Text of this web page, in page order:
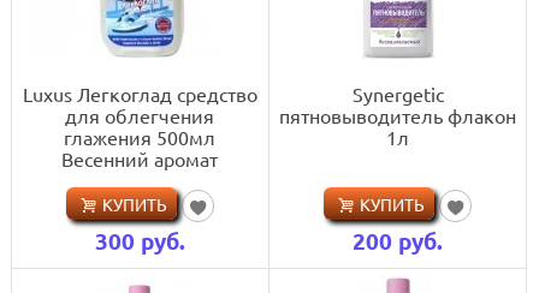
Luxus Легкоглад средство
для облегчения
глажения 500мл
Весенний аромат
КУПИТЬ
300 руб.
Synergetic
пятновыводитель флакон
1л
КУПИТЬ
200 руб.